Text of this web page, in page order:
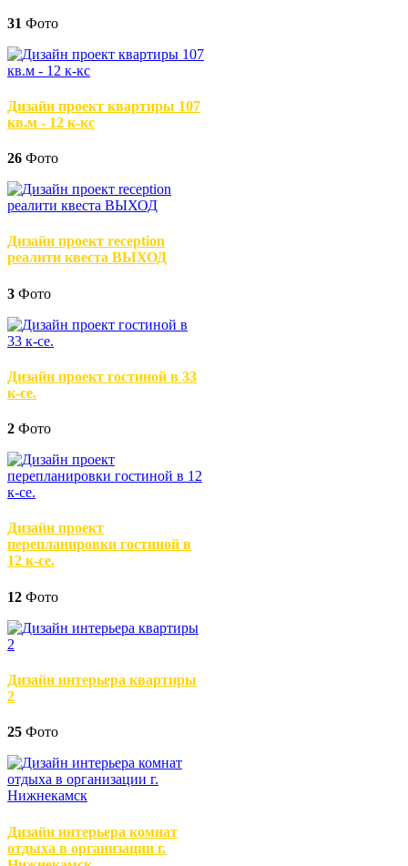
31 Фото
Дизайн проект квартиры 107
кв.м - 12 к-кс
26 Фото
Дизайн проект reception
реалити квеста ВЫХОД
3 Фото
Дизайн проект гостиной в 33
к-се.
2 Фото
Дизайн проект
перепланировки гостиной в
12 к-се.
12 Фото
Дизайн интерьера квартиры
2
25 Фото
Дизайн интерьера комнат
отдыха в организации г.